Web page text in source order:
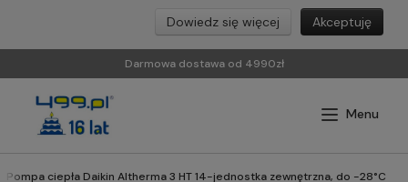
Akceptuję
Dowiedz się więcej
Darmowa dostawa od 4990zł
Pompa ciepła Daikin Altherma 3 HT 14-jednostka zewnętrzna, do -28°C